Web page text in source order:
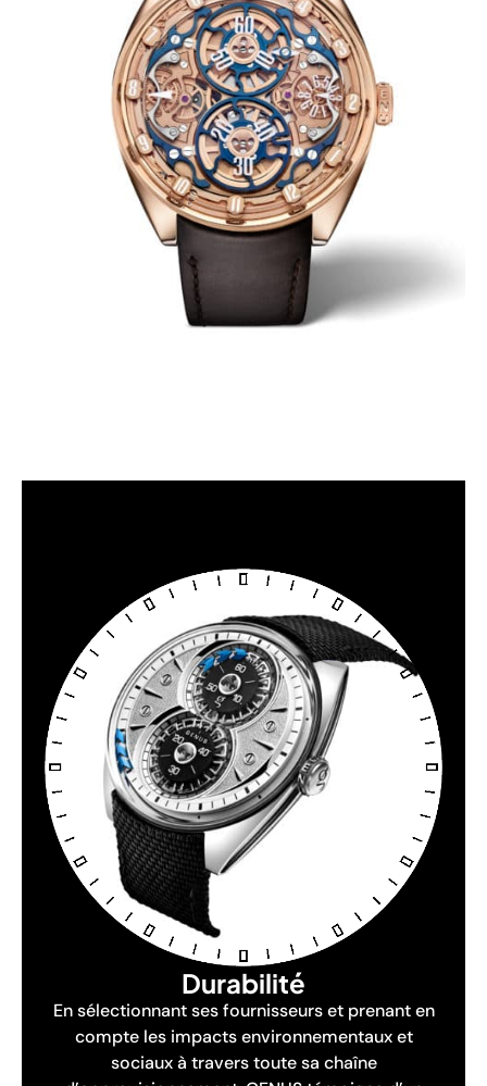
Durabilité
En sélectionnant ses fournisseurs et prenant en
compte les impacts environnementaux et
sociaux à travers toute sa chaîne